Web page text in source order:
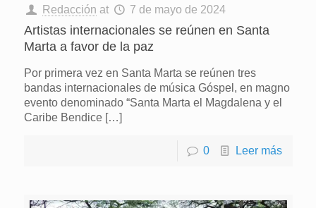
Redacción at 7 de mayo de 2024
Artistas internacionales se reúnen en Santa
Marta a favor de la paz
Por primera vez en Santa Marta se reúnen tres
bandas internacionales de música Góspel, en magno
evento denominado “Santa Marta el Magdalena y el
Caribe Bendice[…]
0 Leer más